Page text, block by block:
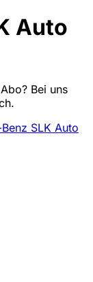
Auto
Bei uns
SLK Auto